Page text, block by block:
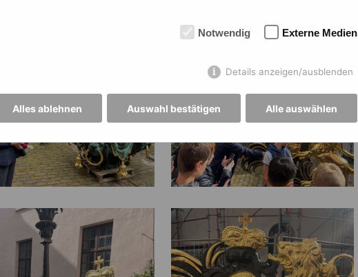
Notwendig Externe Medien
Details anzeigen/ausblenden
Alles ablehnen Auswahl bestätigen Alle auswählen